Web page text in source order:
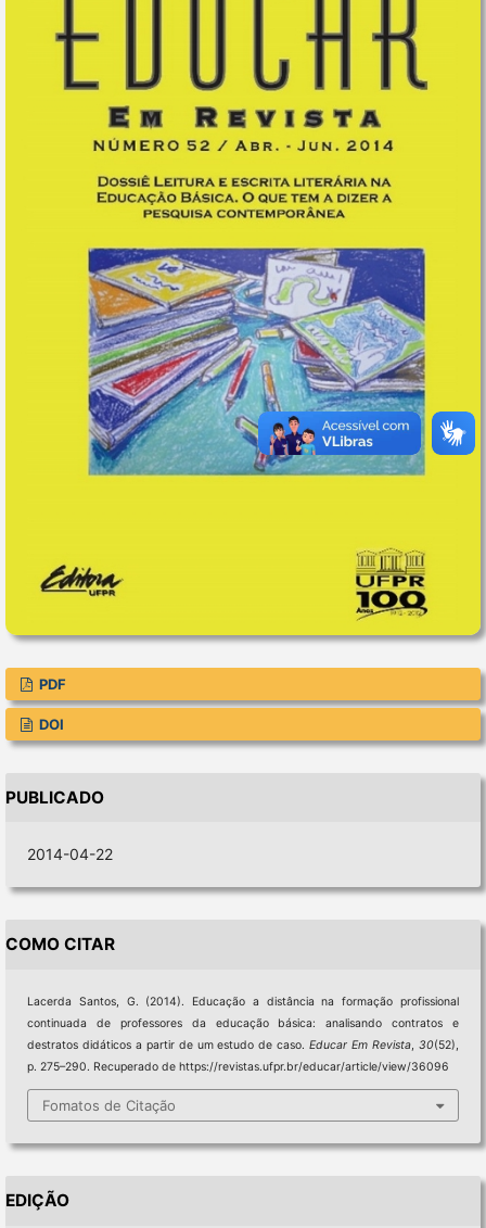
PDF
DOI
PUBLICADO
2014-04-22
COMO CITAR
Lacerda Santos, G. (2014). Educação a distância na formação profissional
continuada de professores da educação básica: analisando contratos e
destratos didáticos a partir de um estudo de caso.Educar Em Revista,30(52),
p. 275–290. Recuperado de https://revistas.ufpr.br/educar/article/view/36096
Fomatos de Citação
EDIÇÃO